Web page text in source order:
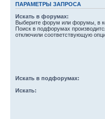
ПАРАМЕТРЫ ЗАПРОСА
Искать в форумах:
Выберите форум или форумы, в
Поиск в подфорумах
отключили соответствующую
Искать в подфорумах:
Искать: